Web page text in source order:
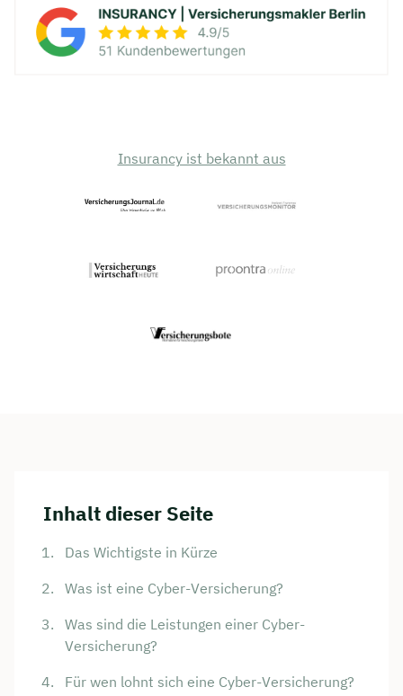
Insurancy ist bekannt aus
Inhalt dieser Seite
Das Wichtigste in Kürze
Was ist eine Cyber-Versicherung?
Was sind die Leistungen einer Cyber-
Versicherung?
Für wen lohnt sich eine Cyber-Versicherung?